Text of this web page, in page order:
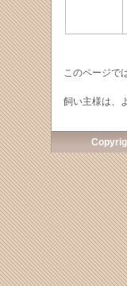
このページで
飼い主様は、